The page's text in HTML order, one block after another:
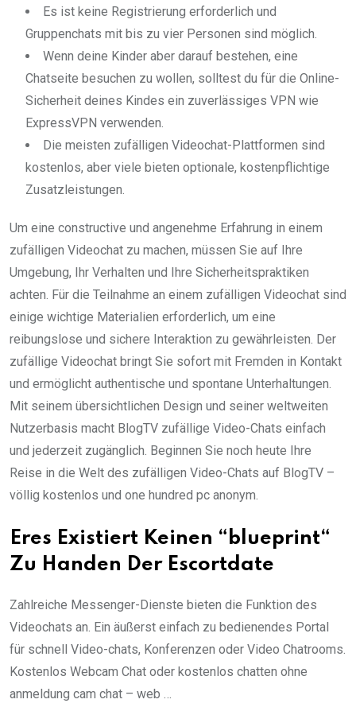
Es ist keine Registrierung erforderlich und
Gruppenchats mit bis zu vier Personen sind möglich.
Wenn deine Kinder aber darauf bestehen, eine
Chatseite besuchen zu wollen, solltest du für die Online-
Sicherheit deines Kindes ein zuverlässiges VPN wie
ExpressVPN verwenden.
Die meisten zufälligen Videochat-Plattformen sind
kostenlos, aber viele bieten optionale, kostenpflichtige
Zusatzleistungen.
Um eine constructive und angenehme Erfahrung in einem
zufälligen Videochat zu machen, müssen Sie auf Ihre
Umgebung, Ihr Verhalten und Ihre Sicherheitspraktiken
achten. Für die Teilnahme an einem zufälligen Videochat sind
einige wichtige Materialien erforderlich, um eine
reibungslose und sichere Interaktion zu gewährleisten. Der
zufällige Videochat bringt Sie sofort mit Fremden in Kontakt
und ermöglicht authentische und spontane Unterhaltungen.
Mit seinem übersichtlichen Design und seiner weltweiten
Nutzerbasis macht BlogTV zufällige Video-Chats einfach
und jederzeit zugänglich. Beginnen Sie noch heute Ihre
Reise in die Welt des zufälligen Video-Chats auf BlogTV –
völlig kostenlos und one hundred pc anonym.
Eres Existiert Keinen “blueprint“
Zu Handen Der Escortdate
Zahlreiche Messenger-Dienste bieten die Funktion des
Videochats an. Ein äußerst einfach zu bedienendes Portal
für schnell Video-chats, Konferenzen oder Video Chatrooms.
Kostenlos Webcam Chat oder kostenlos chatten ohne
anmeldung cam chat – web …